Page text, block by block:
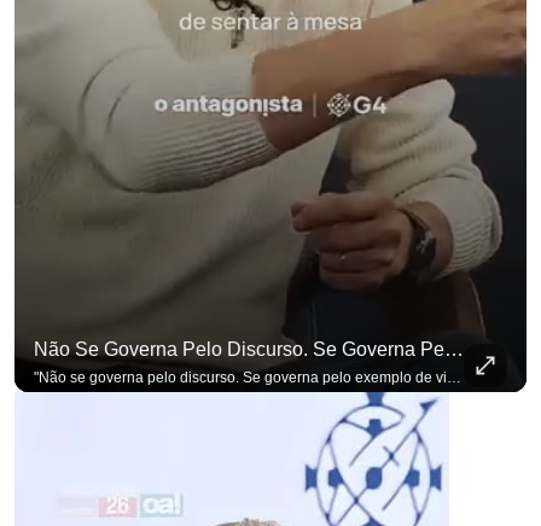
Não Se Governa Pelo Discurso. Se Governa Pelo Exemplo De Vida", Alfineta Ronaldo Caiado
"Não se governa pelo discurso. Se governa pelo exemplo de vida", alfineta Ronaldo Caiado, respondendo a empresários na primeira Sabatina Presidencial com a pauta definida por quem constrói o país. Se você busca informação com credibilidade, inscreva-se agora e ative o